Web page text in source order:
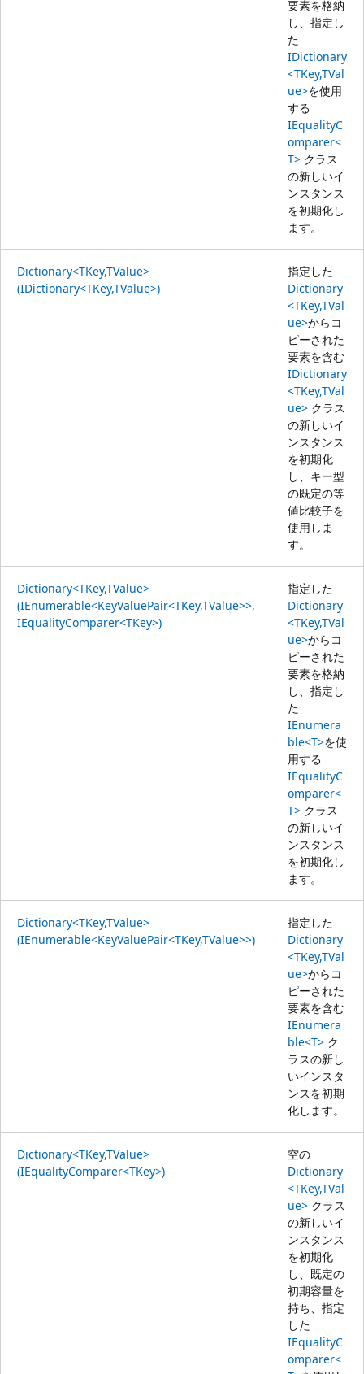
要素を格納
し、指定し
た
IDictionary
<TKey,TVal
ue>を使用
する
IEqualityC
omparer<
T> クラス
の新しいイ
ンスタンス
を初期化し
ます。
Dictionary<TKey,TValue>
(IDictionary<TKey,TValue>)
指定した
Dictionary
<TKey,TVal
ue>からコ
ピーされた
要素を含む
IDictionary
<TKey,TVal
ue> クラス
の新しいイ
ンスタンス
を初期化
し、キー型
の既定の等
値比較子を
使用しま
す。
Dictionary<TKey,TValue>
(IEnumerable<KeyValuePair<TKey,TValue>>,
IEqualityComparer<TKey>)
指定した
Dictionary
<TKey,TVal
ue>からコ
ピーされた
要素を格納
し、指定し
た
IEnumera
ble<T>を使
用する
IEqualityC
omparer<
T> クラス
の新しいイ
ンスタンス
を初期化し
ます。
Dictionary<TKey,TValue>
(IEnumerable<KeyValuePair<TKey,TValue>>)
指定した
Dictionary
<TKey,TVal
ue>からコ
ピーされた
要素を含む
IEnumera
ble<T> ク
ラスの新し
いインスタ
ンスを初期
化します。
Dictionary<TKey,TValue>
(IEqualityComparer<TKey>)
空の
Dictionary
<TKey,TVal
ue> クラス
の新しいイ
ンスタンス
を初期化
し、既定の
初期容量を
持ち、指定
した
IEqualityC
omparer<